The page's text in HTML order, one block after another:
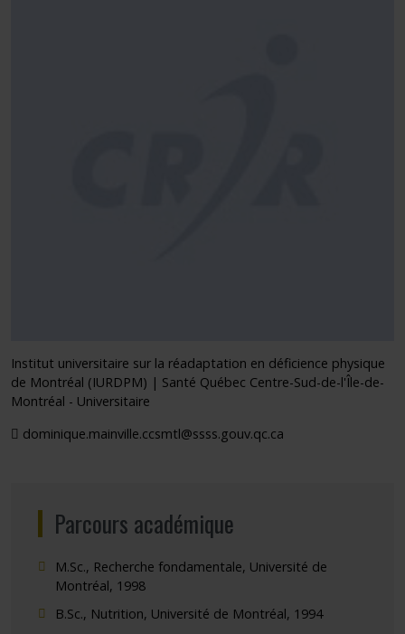
Institut universitaire sur la réadaptation en déficience physique
de Montréal (IURDPM) | Santé Québec Centre-Sud-de-l'Île-de-
Montréal - Universitaire
dominique.mainville.ccsmtl@ssss.gouv.qc.ca
Parcours académique
M.Sc., Recherche fondamentale, Université de
Montréal, 1998
B.Sc., Nutrition, Université de Montréal, 1994